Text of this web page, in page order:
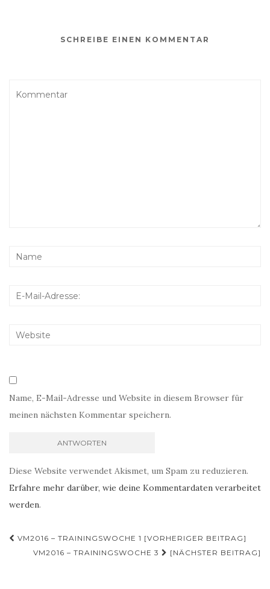
SCHREIBE EINEN KOMMENTAR
Name, E-Mail-Adresse und Website in diesem Browser für
meinen nächsten Kommentar speichern.
Diese Website verwendet Akismet, um Spam zu reduzieren.
Erfahre mehr darüber, wie deine Kommentardaten verarbeitet
werden.
Beitrags-
Navigation
VM2016 – TRAININGSWOCHE 1 [VORHERIGER BEITRAG]
VM2016 – TRAININGSWOCHE 3
[NÄCHSTER BEITRAG]